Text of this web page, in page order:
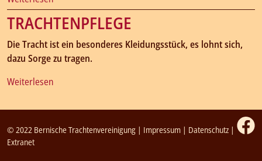
TRACHTENPFLEGE
Die Tracht ist ein besonderes Kleidungsstück, es lohnt sich,
dazu Sorge zu tragen.
Weiterlesen
© 2022 Bernische Trachtenvereinigung | Impressum | Datenschutz |
Extranet